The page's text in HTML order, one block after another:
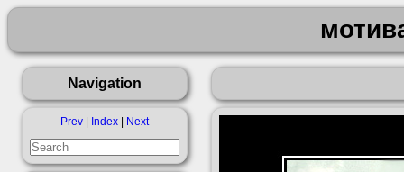
Navigation
Prev Index Next